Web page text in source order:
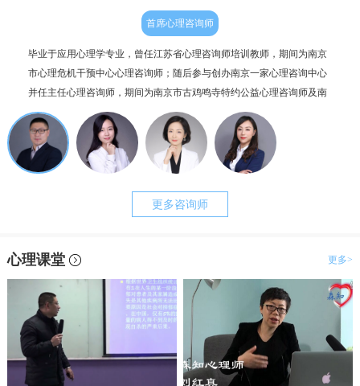
首席心理咨询师
毕业于应用心理学专业，曾任江苏省心理咨询师培训教师，期间为南京
市心理危机干预中心心理咨询师；随后参与创办南京一家心理咨询中心
并任主任心理咨询师，期间为南京市古鸡鸣寺特约公益心理咨询师及南
京市职工心理咨询服务中心副主任。咨询案例过两千例，治疗时长超一
万小时。
更多咨询师
心理课堂 更多>